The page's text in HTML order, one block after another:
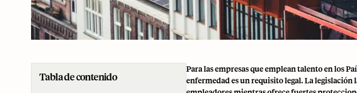
Tabla de contenido
Para las empresas que emplean talento en los
enfermedad es un requisito legal. La legislación